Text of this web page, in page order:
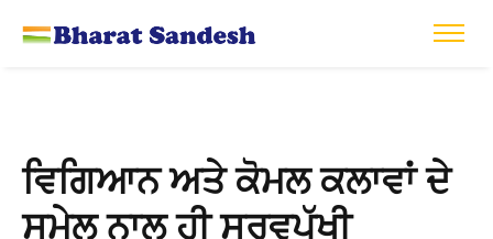
ਵਿਗਿਆਨ ਅਤੇ ਕੋਮਲ ਕਲਾਵਾਂ ਦੇ
ਸੁਮੇਲ ਨਾਲ ਹੀ ਸਰਵਪੱਖੀ